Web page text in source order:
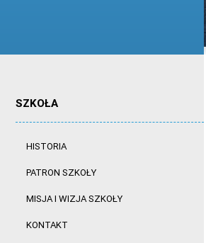
SZKOŁA
HISTORIA
PATRON SZKOŁY
MISJA I WIZJA SZKOŁY
KONTAKT